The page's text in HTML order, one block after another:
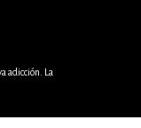
adicción. La